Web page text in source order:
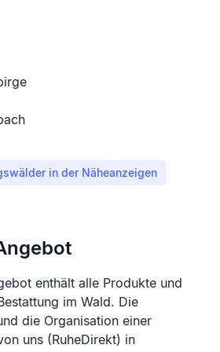
in der Näheanzeigen
enthält alle Produkte und
im Wald. Die
die Organisation einer
uns (RuheDirekt) in